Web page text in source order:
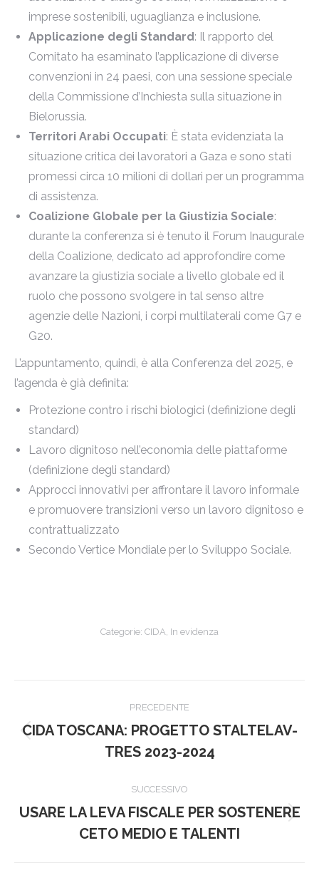
imprese sostenibili, uguaglianza e inclusione.
Applicazione degli Standard: Il rapporto del
Comitato ha esaminato l’applicazione di diverse
convenzioni in 24 paesi, con una sessione speciale
della Commissione d’Inchiesta sulla situazione in
Bielorussia.
Territori Arabi Occupati: È stata evidenziata la
situazione critica dei lavoratori a Gaza e sono stati
promessi circa 10 milioni di dollari per un programma
di assistenza.
Coalizione Globale per la Giustizia Sociale:
durante la conferenza si è tenuto il Forum Inaugurale
della Coalizione, dedicato ad approfondire come
avanzare la giustizia sociale a livello globale ed il
ruolo che possono svolgere in tal senso altre
agenzie delle Nazioni, i corpi multilaterali come G7 e
G20.
L’appuntamento, quindi, è alla Conferenza del 2025, e
l’agenda è già definita:
Protezione contro i rischi biologici (definizione degli
standard)
Lavoro dignitoso nell’economia delle piattaforme
(definizione degli standard)
Approcci innovativi per affrontare il lavoro informale
e promuovere transizioni verso un lavoro dignitoso e
contrattualizzato
Secondo Vertice Mondiale per lo Sviluppo Sociale.
Categorie: CIDA In evidenza
tra
PRECEDENTE
Post
precedente:
CIDA TOSCANA: PROGETTO STALTELAV-
TRES 2023-2024
SUCCESSIVO
Prossimo
post:
USARE LA LEVA FISCALE PER SOSTENERE
CETO MEDIO E TALENTI